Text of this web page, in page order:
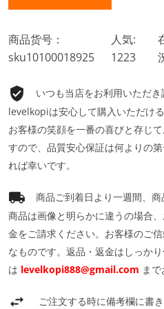
商品货号：
sku10100018925
人気:
1223
いつも当店をお利用いただき
levelkopiは安心して購入いただけ
お客様の笑顔を一番の喜びと存じ
すので、品質安心保証は何よりの
れば幸いです。
商品ご到着日より一週間、
商品は画像と明らかに違うの場合
金をご請求ください。お客様のご
なものです。返品・返金はしっか
は levelkopi888@gmail.com まで
ご注文する時に備考欄に書